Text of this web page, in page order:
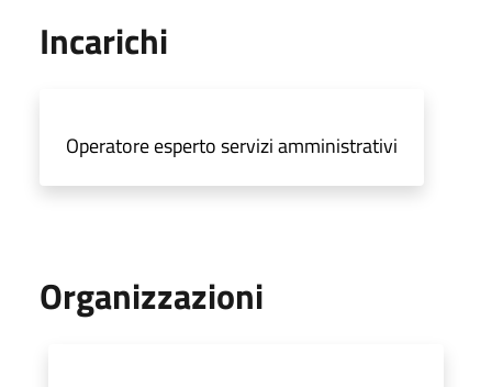
Incarichi
Operatore esperto servizi amministrativi
Organizzazioni